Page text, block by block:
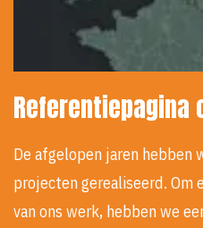
Referentiepagina
De afgelopen jaren hebben
projecten gerealiseerd. Om
van ons werk, hebben we